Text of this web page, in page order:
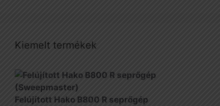
Kiemelt termékek
Felújított Hako B800 R seprőgép